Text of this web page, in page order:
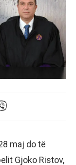
maj do të
Gjoko Ristov,